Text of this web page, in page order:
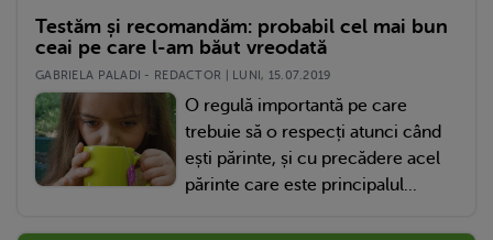
Testăm și recomandăm: probabil cel mai bun
ceai pe care l-am băut vreodată
GABRIELA PALADI - REDACTOR | LUNI, 15.07.2019
O regulă importantă pe care
trebuie să o respecți atunci când
ești părinte, și cu precădere acel
părinte care este principalul...